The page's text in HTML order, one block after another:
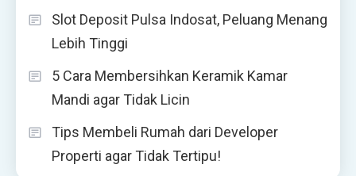
Slot Deposit Pulsa Indosat, Peluang Menang
Lebih Tinggi
5 Cara Membersihkan Keramik Kamar
Mandi agar Tidak Licin
Tips Membeli Rumah dari Developer
Properti agar Tidak Tertipu!